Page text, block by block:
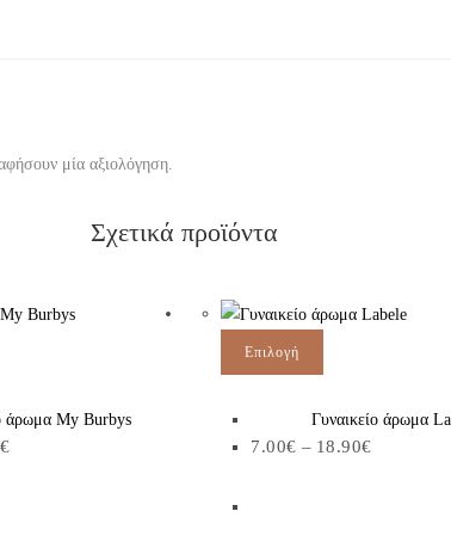
μία αξιολόγηση.
Σχετικά προϊόντα
άρωμα My Burbys
€
Επιλογή
Γυναικείο άρωμα
7.00€ – 18.90€